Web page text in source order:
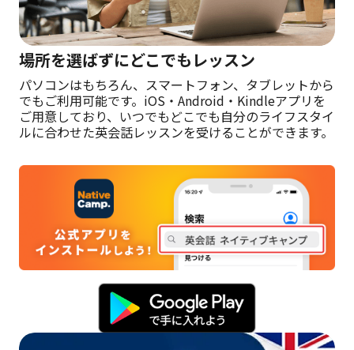
場所を選ばずにどこでもレッスン
パソコンはもちろん、スマートフォン、タブレットから
でもご利用可能です。iOS・Android・Kindleアプリを
ご用意しており、いつでもどこでも自分のライフスタイ
ルに合わせた英会話レッスンを受けることができます。